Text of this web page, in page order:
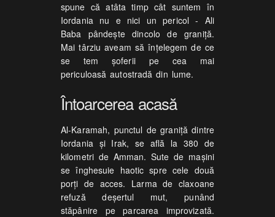
spune că atâta timp cât suntem în
Iordania nu e nici un pericol - Ali
Baba pândeşte dincolo de graniţă.
Mai târziu aveam să înţelegem de ce
se tem şoferii pe cea mai
periculoasă autostradă din lume.
Întoarcerea acasă
Al-Karamah, punctul de graniţă dintre
Iordania şi Irak, se află la 380 de
kilometri de Amman. Sute de maşini
se înghesuie haotic spre cele două
porţi de acces. Larma de claxoane
refuză deşertul mut, punând
stăpânire pe parcarea improvizată.